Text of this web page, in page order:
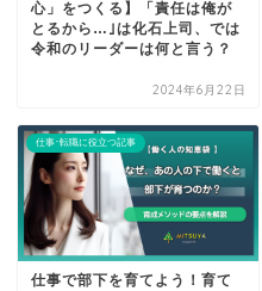
心」をつくる】「責任は俺が
とるから…｣は化石上司、では
令和のリーダーは何と言う？
2024年6月22日
仕事･転職に役立つ記事
仕事で部下を育てよう！育て